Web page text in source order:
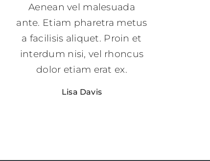
Aenean vel malesuada
ante. Etiam pharetra metus
a facilisis aliquet. Proin et
interdum nisi, vel rhoncus
dolor etiam erat ex.
Lisa Davis